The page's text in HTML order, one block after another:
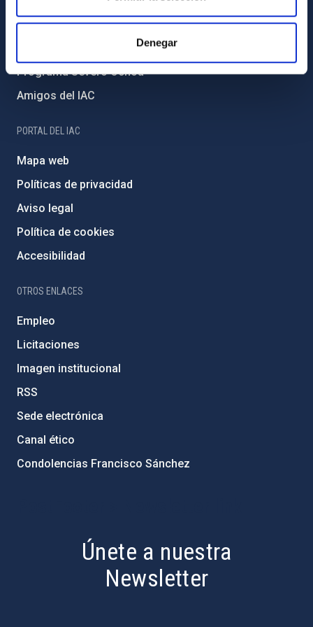
Denegar
Proyectos institucionales
Programa Severo Ochoa
Amigos del IAC
PORTAL DEL IAC
Mapa web
Políticas de privacidad
Aviso legal
Política de cookies
Accesibilidad
OTROS ENLACES
Empleo
Licitaciones
Imagen institucional
RSS
Sede electrónica
Canal ético
Condolencias Francisco Sánchez
Únete a nuestra
Newsletter